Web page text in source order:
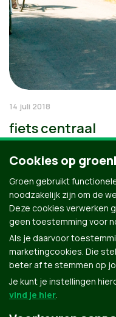
14 juli 2018
fiets centraal
Cookies op
Groen gebruikt
noodzakelijk zijn om de
Deze cookies verwerken
geen toestemming voor
Als je daarvoor
marketingcookies. Die
beter af te stemmen op
Je kunt je instellingen
vind je hier.